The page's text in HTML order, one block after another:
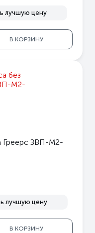
лучшую цену
В КОРЗИНУ
Греерс ЗВП-М2-
лучшую цену
В КОРЗИНУ